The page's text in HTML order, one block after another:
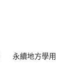
永續地方學用